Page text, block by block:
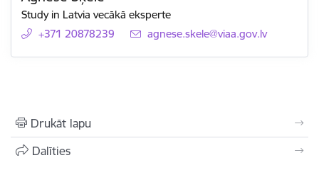
Study in Latvia vecākā eksperte
+371 20878239
E-pasts:
agnese.skele@viaa.gov.lv
Drukāt lapu
Dalīties